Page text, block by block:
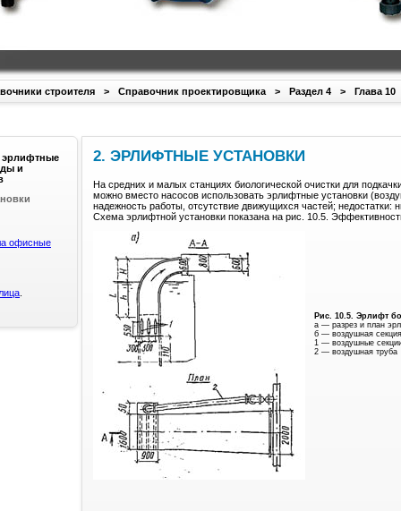
строителя > Справочник проектировщика > Раздел 4 > Глава 10
2. ЭРЛИФТНЫЕ УСТАНОВКИ
На средних и малых станциях биологической очистки для
можно вместо насосов использовать эрлифтные установки
надежность работы, отсутствие движущихся частей;
Схема эрлифтной установки показана на рис. 10.5.
Рис. 10.5. Эрлифт
а — разрез и план
б — воздушная
1 — воздушные
2 — воздушная труба
эрлифтные
и
офисные